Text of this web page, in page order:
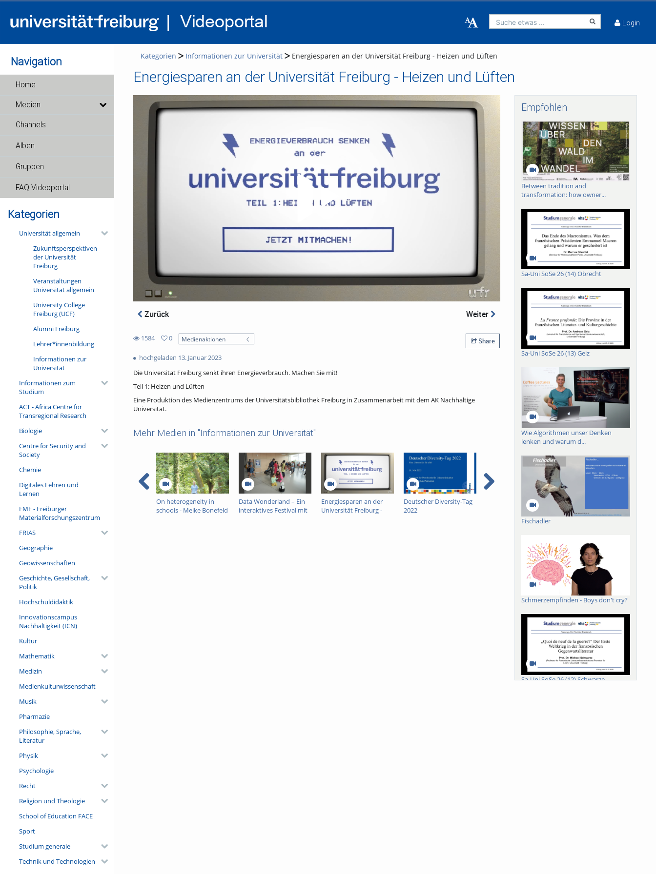
Suche etwas ... Login
Navigation
Home
Medien
Channels
Alben
Gruppen
FAQ Videoportal
Kategorien
Universität allgemein
Zukunftsperspektiven
der Universität
Freiburg
Veranstaltungen
Universität allgemein
University College
Freiburg (UCF)
Alumni Freiburg
Lehrer*innenbildung
Informationen zur
Universität
Informationen zum
Studium
ACT - Africa Centre for
Transregional Research
Biologie
Centre for Security and
Society
Chemie
Digitales Lehren und
Lernen
FMF - Freiburger
Materialforschungszentrum
FRIAS
Geographie
Geowissenschaften
Geschichte, Gesellschaft,
Politik
Hochschuldidaktik
Innovationscampus
Nachhaltigkeit (ICN)
Kultur
Mathematik
Medizin
Medienkulturwissenschaft
Musik
Pharmazie
Philosophie, Sprache,
Literatur
Physik
Psychologie
Recht
Religion und Theologie
School of Education FACE
Sport
Studium generale
Technik und Technologien
Kategorien Informationen zur Universität Energiesparen an der Universität Freiburg - Heizen und Lüften
Energiesparen an der Universität Freiburg - Heizen und Lüften
Video abspielen
Zurück Weiter
1584
views
0
favorites
Medienaktionen
Share
hochgeladen 13. Januar 2023
Die Universität Freiburg senkt ihren Energieverbrauch. Machen Sie mit!
Teil 1: Heizen und Lüften
Eine Produktion des Medienzentrums der Universitätsbibliothek Freiburg in Zusammenarbeit mit dem AK Nachhaltige
Universität.
Mehr Medien in "Informationen zur Universität"
On heterogeneity in
schools - Meike Bonefeld
Data Wonderland – Ein
interaktives Festival mit
Energiesparen an der
Universität Freiburg -
Deutscher Diversity-Tag
2022
NFDI-MatWerk : The
collection of data on
material - Chris Eberl -
Neue Strukturierung für
Werkstoffdaten - Chris
Eberl - Lars Pastewka
Empfohlen
Between tradition and
transformation: how owner...
Sa-Uni SoSe 26 (14) Obrecht
Sa-Uni SoSe 26 (13) Gelz
Wie Algorithmen unser Denken
lenken und warum d...
Fischadler
Schmerzempfinden - Boys don't cry?
Sa-Uni SoSe 26 (12) Schwarze